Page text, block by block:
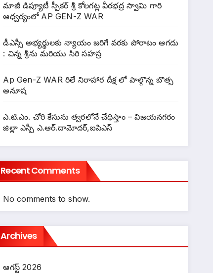
మాజీ డిప్యూటీ స్పీకర్ శ్రీ కోలగట్ల వీరభద్ర స్వామి గారి
ఆధ్వర్యంలో AP GEN-Z WAR
డీఎస్సీ అభ్యర్థులకు న్యాయం జరిగే వరకు పోరాటం ఆగదు
: చిన్న శ్రీను మరియు సిరి సహస్ర
Ap Gen-Z WAR రిలే నిరాహార దీక్ష లో పాల్గొన్న బొత్స
అనూష
ఎ.టి.ఎం. చోరి కేసును త్వరలోనే చేధిస్తాం – విజయనగరం
జిల్లా ఎస్పీ ఎ.ఆర్.దామోదర్,ఐపిఎస్
Recent Comments
No comments to show.
Archives
ఆగస్ట్ 2026